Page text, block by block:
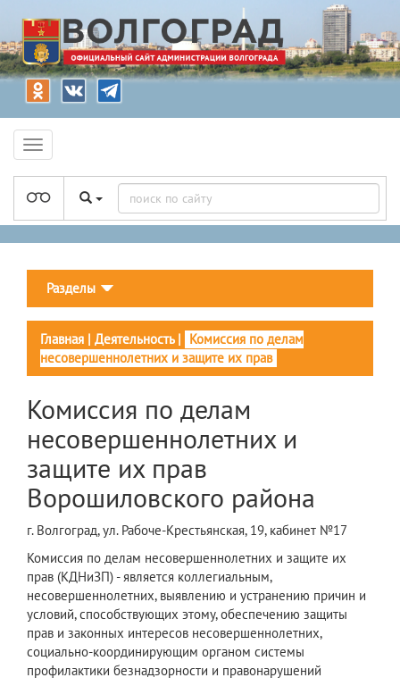
Разделы
Главная | Деятельность| Комиссия по делам
несовершеннолетних и защите их прав
Комиссия по делам
несовершеннолетних и
защите их прав
Ворошиловского района
г. Волгоград, ул. Рабоче-Крестьянская, 19, кабинет №17
Комиссия по делам несовершеннолетних и защите их
прав (КДНиЗП) - является коллегиальным,
несовершеннолетних, выявлению и устранению причин и
условий, способствующих этому, обеспечению защиты
прав и законных интересов несовершеннолетних,
социально-координирующим органом системы
профилактики безнадзорности и правонарушений